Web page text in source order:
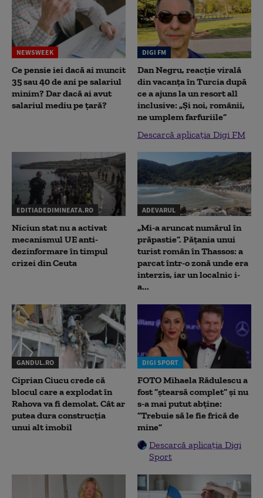
NEWSWEEK
Ce pensie iei dacă ai muncit
35 sau 40 de ani pe salariul
minim? Dar dacă ai avut
salariul mediu pe țară?
DIGI FM
Dan Negru, reacție virală
din vacanța în Turcia după
ce a ajuns la un resort all
inclusive: „Și noi, românii,
ne umplem farfuriile”
Descarcă aplicația Digi FM
EDITIADEDIMINEATA.RO
Niciun stat nu a activat
mecanismul UE anti-
dezinformare în timpul
crizei din Ceuta
ADEVARUL
„Mi-a aruncat numărul în
prăpastie”. Pățania unui
turist român în Thassos: a
parcat într-o zonă unde era
interzis, iar un localnic i-
a...
GANDUL.RO
Ciprian Ciucu crede că
blocul care a explodat în
Rahova va fi demolat. Cât ar
putea dura construcția
unui alt imobil
DIGI SPORT
FOTO Mihaela Rădulescu a
fost ”ștearsă complet” și nu
s-a mai putut abține:
”Trebuie să le fie frică de
mine”
Descarcă aplicația Digi
Sport